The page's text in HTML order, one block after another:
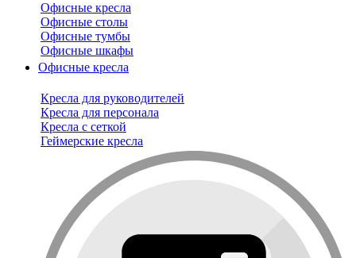
Офисные кресла
Офисные столы
Офисные тумбы
Офисные шкафы
Офисные кресла
Кресла для руководителей
Кресла для персонала
Кресла с сеткой
Геймерские кресла